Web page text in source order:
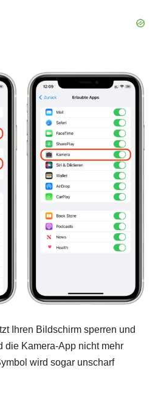
Ihren Bildschirm sperren und
die Kamera-App nicht mehr
wird sogar unscharf